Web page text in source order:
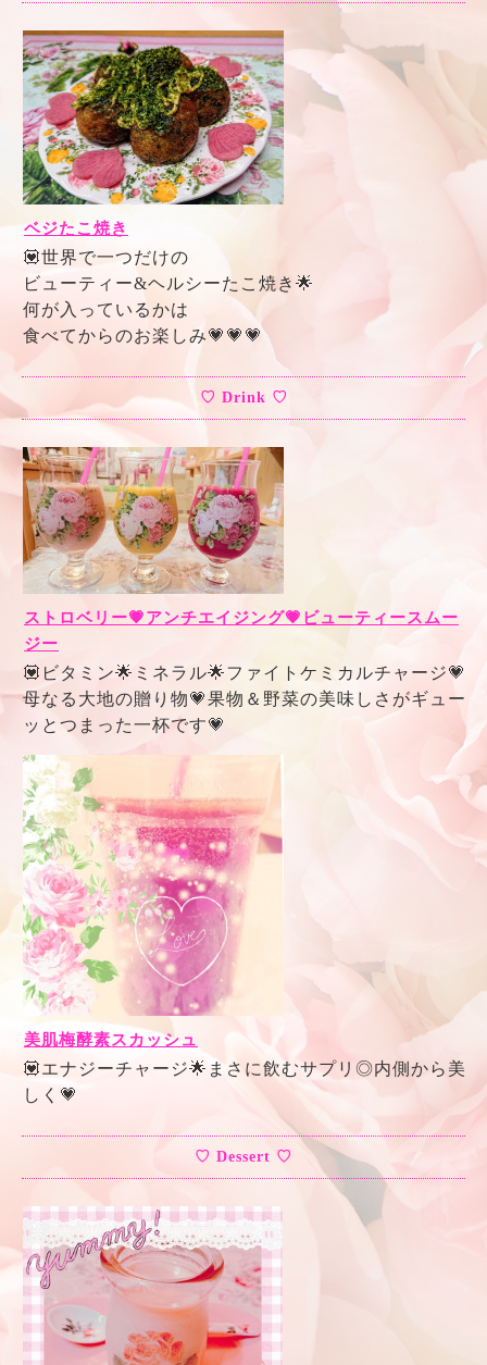
ベジたこ焼き
💟世界で一つだけの
ビューティー&ヘルシーたこ焼き🌟
何が入っているかは
食べてからのお楽しみ💗💗💗
♡ Drink ♡
ストロベリー💗アンチエイジング💗ビューティースムー
ジー
💟ビタミン🌟ミネラル🌟ファイトケミカルチャージ💗
母なる大地の贈り物💗果物＆野菜の美味しさがギュー
ッとつまった一杯です💗
美肌梅酵素スカッシュ
💟エナジーチャージ🌟まさに飲むサプリ◎内側から美
しく💗
♡ Dessert ♡